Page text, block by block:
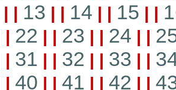
| | 13 | | 14 | | 15 | |
| 22 | | 23 | | 24 | |
| 31 | | 32 | | 33 | |
| 40 | | 41 | | 42 | |